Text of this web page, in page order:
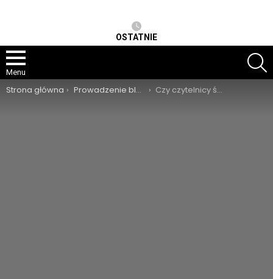
OSTATNIE
Menu
Jesteś tutaj:
Strona główna Prowadzenie bloga Czy czytelnicy śpią czytając Twojego bloga?